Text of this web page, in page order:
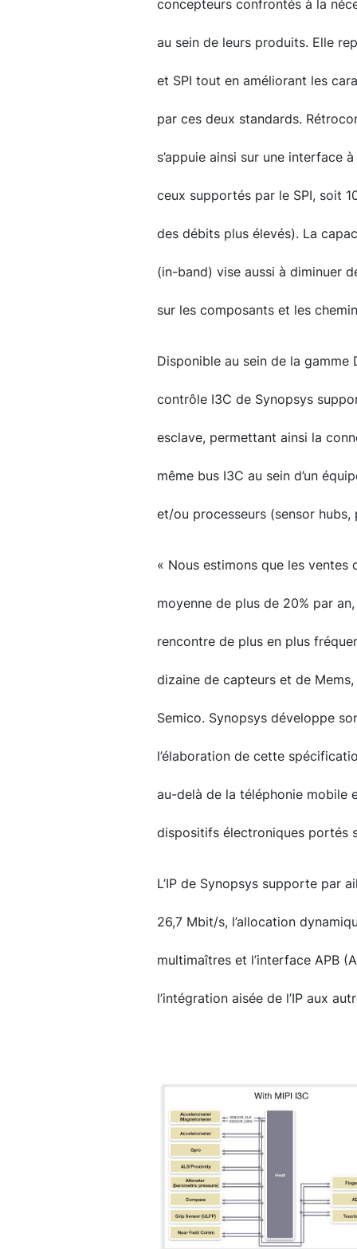
concepteurs confrontés à la
au sein de leurs produits. Elle
et SPI tout en améliorant les
par ces deux standards.
s’appuie ainsi sur une interface
ceux supportés par le SPI, soit
des débits plus élevés). La
(in-band) vise aussi à diminuer
sur les composants et les
Disponible au sein de la gamme
contrôle I3C de Synopsys
esclave, permettant ainsi la
même bus I3C au sein d’un
et/ou processeurs (sensor hubs,
« Nous estimons que les
moyenne de plus de 20% par
rencontre de plus en plus
dizaine de capteurs et de
Semico. Synopsys développe
l’élaboration de cette
au-delà de la téléphonie mobile
dispositifs électroniques portés
L’IP de Synopsys supporte par
26,7 Mbit/s, l’allocation
multimaîtres et l’interface APB
l’intégration aisée de l’IP aux